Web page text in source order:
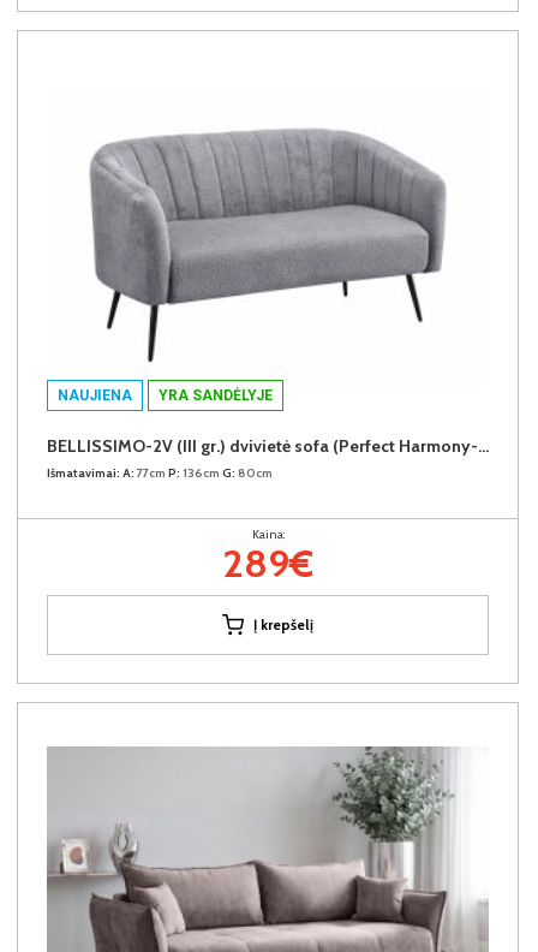
NAUJIENA YRA SANDĖLYJE
BELLISSIMO-2V (III gr.) dvivietė sofa (Perfect Harmony-85)
Išmatavimai: A: 77cm P: 136cm G: 80cm
Kaina:
289€
Į krepšelį